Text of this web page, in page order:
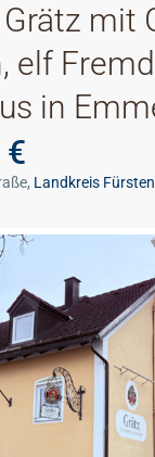
mit
elf
in
€
Landkreis